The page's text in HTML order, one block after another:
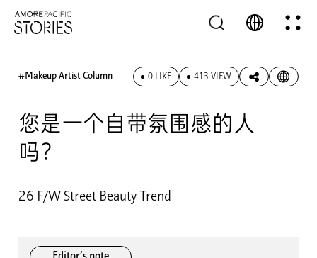
#Makeup Artist Column 0 LIKE 413 VIEW
您是一个自带氛围感的人
吗？
26 F/W Street Beauty Trend